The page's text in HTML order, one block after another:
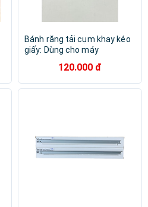
Bánh răng tải cụm khay kéo
giấy: Dùng cho máy
( HA - Hàng nhập khẩu )
120.000 đ